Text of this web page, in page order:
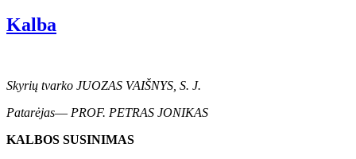
Kalba
Skyrių tvarko JUOZAS VAIŠNYS, S. J.
Patarėjas— PROF. PETRAS JONIKAS
KALBOS SUSINIMAS